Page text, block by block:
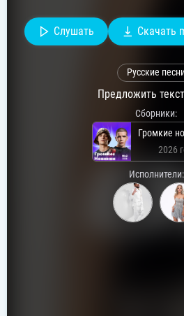
Слушать Скачать
Русские
Предложить
Сборники:
2026
Исполнители: